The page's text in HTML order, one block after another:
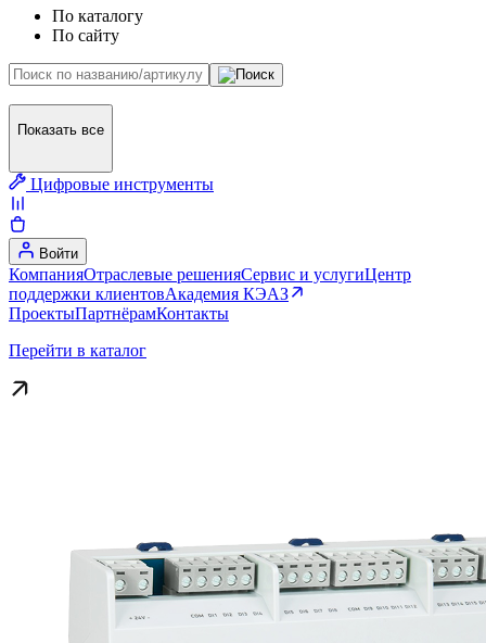
По каталогу
По сайту
Показать все
Цифровые инструменты
Войти
КомпанияОтраслевые решенияСервис и услугиЦентр
поддержки клиентовАкадемия КЭАЗ
ПроектыПартнёрамКонтакты
Перейти в каталог